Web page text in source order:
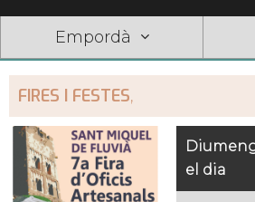
Empordà
FIRES I FESTES,
el dia